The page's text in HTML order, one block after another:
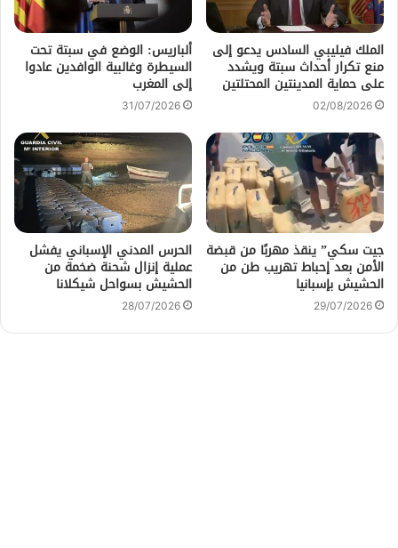
الملك فيليبي السادس يدعو إلى
منع تكرار أحداث سبتة ويشدد
على حماية المدينتين المحتلتين
02/08/2026
ألباريس: الوضع في سبتة تحت
السيطرة وغالبية الوافدين عادوا
إلى المغرب
31/07/2026
جيت سكي” ينقذ مهربًا من قبضة
الأمن بعد إحباط تهريب طن من
الحشيش بإسبانيا
29/07/2026
الحرس المدني الإسباني يفشل
عملية إنزال شحنة ضخمة من
الحشيش بسواحل شيكلانا
28/07/2026